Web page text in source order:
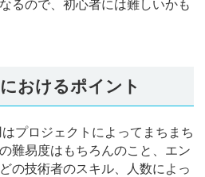
るので、初心者には難しいかも
おけるポイント
プロジェクトによってまちまち
難易度はもちろんのこと、エン
の技術者のスキル、人数によっ